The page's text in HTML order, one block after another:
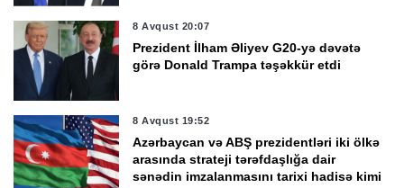
8 Avqust 20:07
Prezident İlham Əliyev G20-yə dəvətə
görə Donald Trampa təşəkkür etdi
8 Avqust 19:52
Azərbaycan və ABŞ prezidentləri iki ölkə
arasında strateji tərəfdaşlığa dair
sənədin imzalanmasını tarixi hadisə kimi